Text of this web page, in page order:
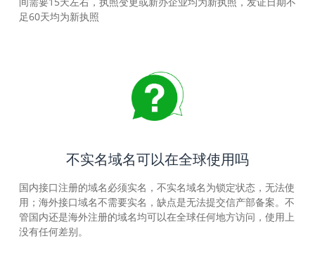
足60天均为新执照
不实名域名可以在全球使用吗
国内接口注册的域名必须实名，不实名域名为锁定状态，无法使
用；海外接口域名不需要实名，缺点是无法提交信产部备案。不
管国内还是海外注册的域名均可以在全球任何地方访问，使用上
没有任何差别。